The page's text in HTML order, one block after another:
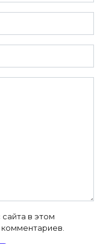
в этом